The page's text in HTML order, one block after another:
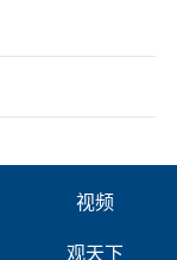
视频
观天下